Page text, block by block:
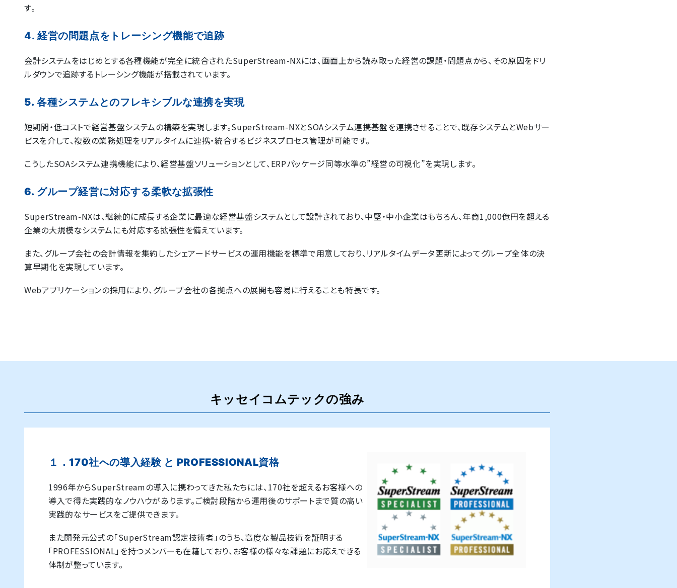
す。
4. 経営の問題点をトレーシング機能で追跡
会計システムをはじめとする各種機能が完全に統合されたSuperStream-NXには、画面上から読み取った経営の課題・問題点から、その原因をドリ
ルダウンで追跡するトレーシング機能が搭載されています。
5. 各種システムとのフレキシブルな連携を実現
短期間・低コストで経営基盤システムの構築を実現します。SuperStream-NXとSOAシステム連携基盤を連携させることで、既存システムとWebサー
ビスを介して、複数の業務処理をリアルタイムに連携・統合するビジネスプロセス管理が可能です。
こうしたSOAシステム連携機能により、経営基盤ソリューションとして、ERPパッケージ同等水準の”経営の可視化”を実現します。
6. グループ経営に対応する柔軟な拡張性
SuperStream-NXは、継続的に成長する企業に最適な経営基盤システムとして設計されており、中堅・中小企業はもちろん、年商1,000億円を超える
企業の大規模なシステムにも対応する拡張性を備えています。
また、グループ会社の会計情報を集約したシェアードサービスの運用機能を標準で用意しており、リアルタイムデータ更新によってグループ全体の決
算早期化を実現しています。
Webアプリケーションの採用により、グループ会社の各拠点への展開も容易に行えることも特長です。
キッセイコムテックの強み
１．170社への導入経験 と PROFESSIONAL資格
1996年からSuperStreamの導入に携わってきた私たちには、170社を超えるお客様への
導入で得た実践的なノウハウがあります。ご検討段階から運用後のサポートまで質の高い
実践的なサービスをご提供できます。
また開発元公式の「SuperStream認定技術者」のうち、高度な製品技術を証明する
「PROFESSIONAL」を持つメンバーも在籍しており、お客様の様々な課題にお応えできる
体制が整っています。